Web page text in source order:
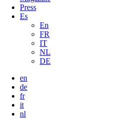
Press
Es
En
FR
IT
NL
DE
en
de
fr
it
nl